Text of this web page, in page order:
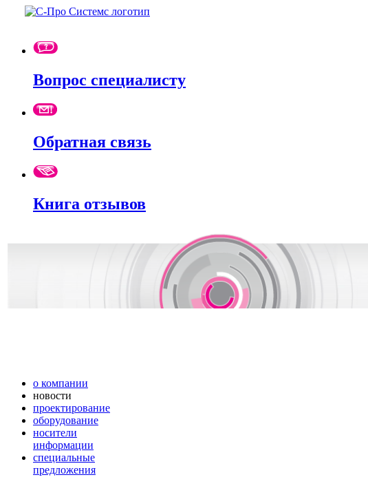
Вопрос специалисту
Обратная связь
Книга отзывов
о компании
новости
проектирование
оборудование
носители
информации
специальные
предложения